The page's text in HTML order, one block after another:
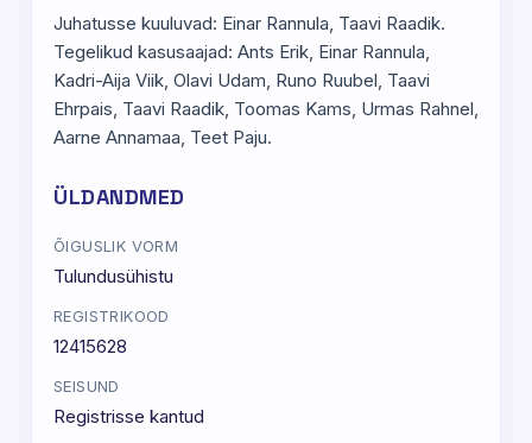
Juhatusse kuuluvad: Einar Rannula, Taavi Raadik.
Tegelikud kasusaajad: Ants Erik, Einar Rannula,
Kadri-Aija Viik, Olavi Udam, Runo Ruubel, Taavi
Ehrpais, Taavi Raadik, Toomas Kams, Urmas Rahnel,
Aarne Annamaa, Teet Paju.
ÜLDANDMED
ÕIGUSLIK VORM
Tulundusühistu
REGISTRIKOOD
12415628
SEISUND
Registrisse kantud